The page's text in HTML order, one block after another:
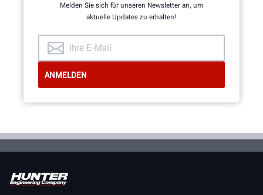
Melden Sie sich für unseren Newsletter an, um
aktuelle Updates zu erhalten!